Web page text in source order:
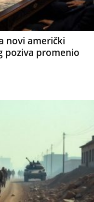
novi američki
poziva promenio